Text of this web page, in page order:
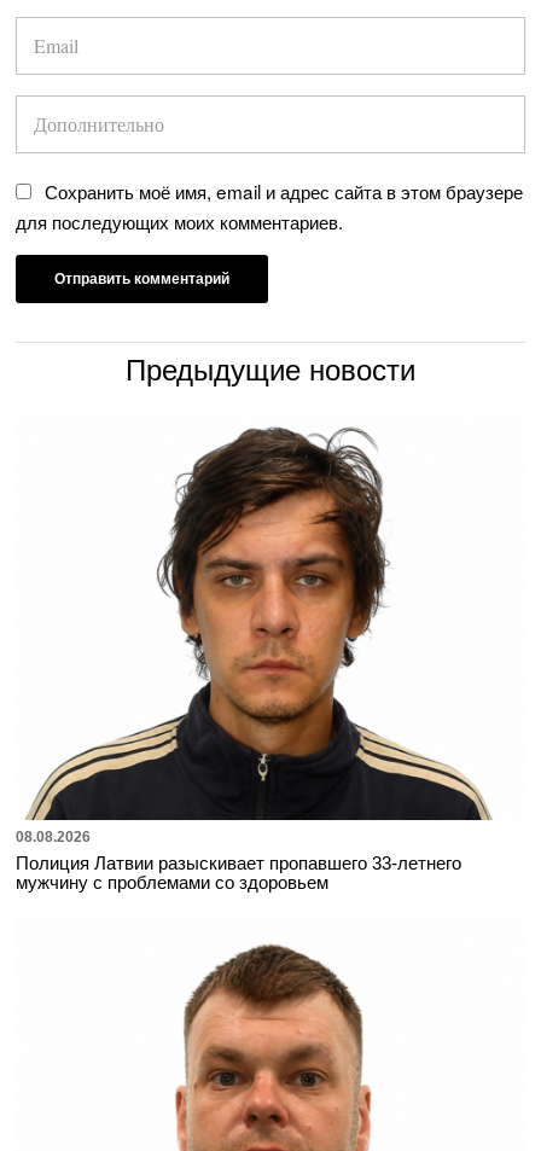
Сохранить моё имя, email и адрес сайта в этом браузере
для последующих моих комментариев.
Предыдущие новости
08.08.2026
Полиция Латвии разыскивает пропавшего 33-летнего
мужчину с проблемами со здоровьем